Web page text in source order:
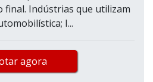
final. Indústrias que utilizam
I...
agora